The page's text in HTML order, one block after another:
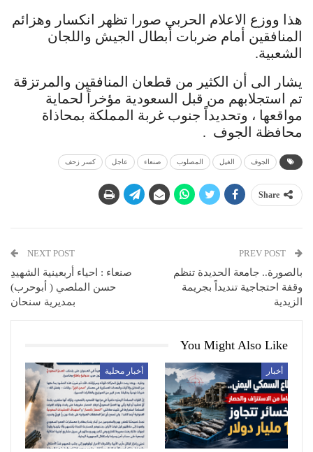
هذا ووزع الاعلام الحربي صورا تظهر انكسار وهزائم
المنافقين أمام ضربات أبطال الجيش واللجان
الشعبية.
يشار الى أن الكثير من قطعان المنافقين والمرتزقة
تم استجلابهم من قبل السعودية مؤخراً لحماية
مواقعها ، وتحديداً جنوب غربة المملكة بمحاذاة
محافظة الجوف .
الجوف الغيل المصلوب صنعاء عاجل كسر زحف
Share
بالصورة.. جامعة الحديدة تنظم
وقفة احتجاجية تنديداً بجريمة
الزيدية
NEXT POST
صنعاء : احياء أربعينية الشهيدِ
حسن الملصي ( أبوحرب)
بمديرية سنحان
You Might Also Like
أخبار أخبار محلية